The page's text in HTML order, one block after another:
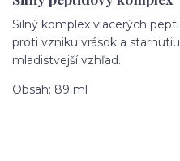
Silný komplex viacerých
proti vzniku vrások a
mladistvejší vzhľad.
Obsah: 89 ml